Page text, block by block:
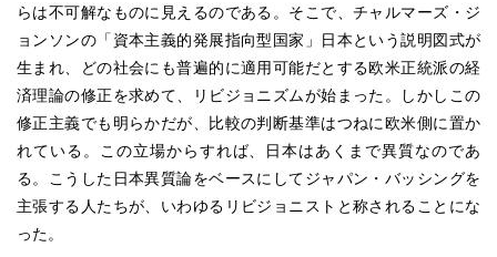
らは不可解なものに見えるのである。そこで、チャルマーズ・ジ
ョンソンの「資本主義的発展指向型国家」日本という説明図式が
生まれ、どの社会にも普遍的に適用可能だとする欧米正統派の経
済理論の修正を求めて、リビジョニズムが始まった。しかしこの
修正主義でも明らかだが、比較の判断基準はつねに欧米側に置か
れている。この立場からすれば、日本はあくまで異質なのであ
る。こうした日本異質論をベースにしてジャパン・バッシングを
主張する人たちが、いわゆるリビジョニストと称されることにな
った。